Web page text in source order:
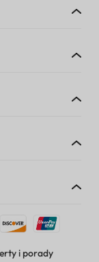
i porady